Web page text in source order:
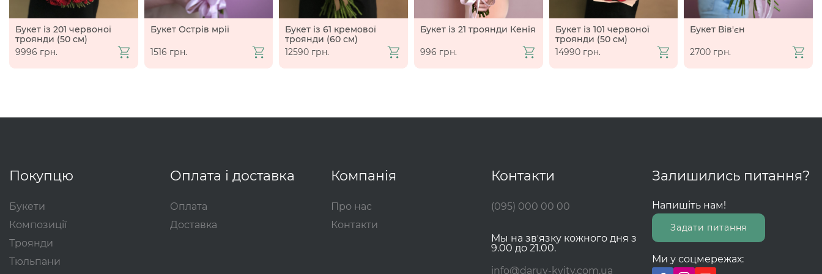
Букет із 201 червоної
троянди (50 см)
9996 грн.
Букет Острів мрії
1516 грн.
Букет із 61 кремової
троянди (60 см)
12590 грн.
Букет із 21 троянди Кенія
996 грн.
Букет із 101 червоної
троянди (50 см)
14990 грн.
Букет Вів'єн
2700 грн.
Покупцю
Букети
Композиції
Троянди
Тюльпани
Оплата і доставка
Оплата
Доставка
Компанія
Про нас
Контакти
Контакти
(095) 000 00 00
Мы на звʼязку кожного дня з
9.00 до 21.00.
info@daruy-kvity.com.ua
Залишились питання?
Напишіть нам!
Задати питання
Ми у соцмережах: